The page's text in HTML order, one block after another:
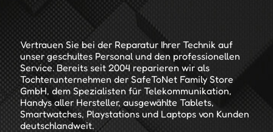
Vertrauen Sie bei der Reparatur Ihrer Technik auf
unser geschultes Personal und den professionellen
Service. Bereits seit 2004 reparieren wir als
Tochterunternehmen der SafeToNet Family Store
GmbH, dem Spezialisten für Telekommunikation,
Handys aller Hersteller, ausgewählte Tablets,
Smartwatches, Playstations und Laptops von Kunden
deutschlandweit.